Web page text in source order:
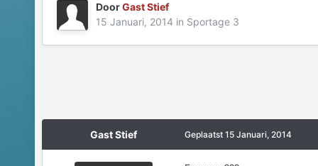
DoorGast Stief
15 Januari, 2014 in Sportage 3
Gast Stief Geplaatst 15 Januari, 2014